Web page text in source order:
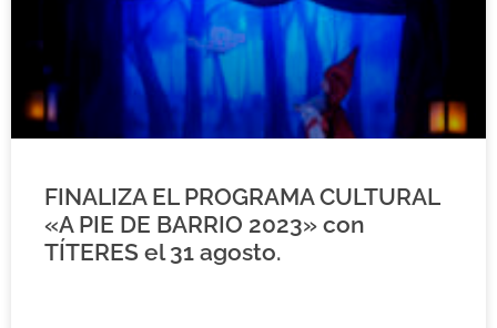
FINALIZA EL PROGRAMA CULTURAL
«A PIE DE BARRIO 2023» con
TÍTERES el 31 agosto.